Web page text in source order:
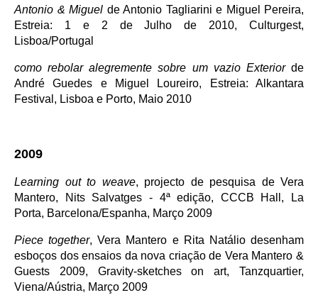
Antonio & Miguel de Antonio Tagliarini e Miguel Pereira,
Estreia: 1 e 2 de Julho de 2010, Culturgest,
Lisboa/Portugal
como rebolar alegremente sobre um vazio Exteriorde
André Guedes e Miguel Loureiro, Estreia: Alkantara
Festival, Lisboa e Porto, Maio 2010
2009
Learning out to weave, projecto de pesquisa de Vera
Mantero, Nits Salvatges - 4ª edição, CCCB Hall, La
Porta, Barcelona/Espanha, Março 2009
Piece together, Vera Mantero e Rita Natálio desenham
esboços dos ensaios da nova criação de Vera Mantero &
Guests 2009, Gravity-sketches on art, Tanzquartier,
Viena/Aústria, Março 2009